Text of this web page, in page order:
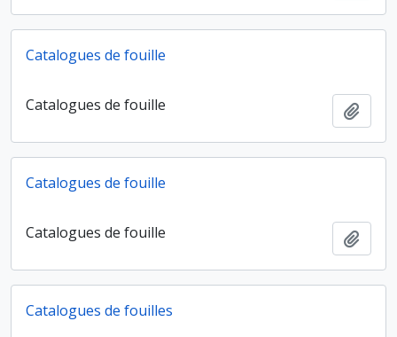
Catalogues de fouille
Catalogues de fouille
Catalogues de fouille
Catalogues de fouille
Catalogues de fouilles